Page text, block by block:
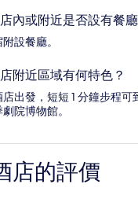
內或附近是否設有餐廳
設餐廳。
附近區域有何特色？
出發，短短 1 分鐘步程可
院博物館。
店的評價